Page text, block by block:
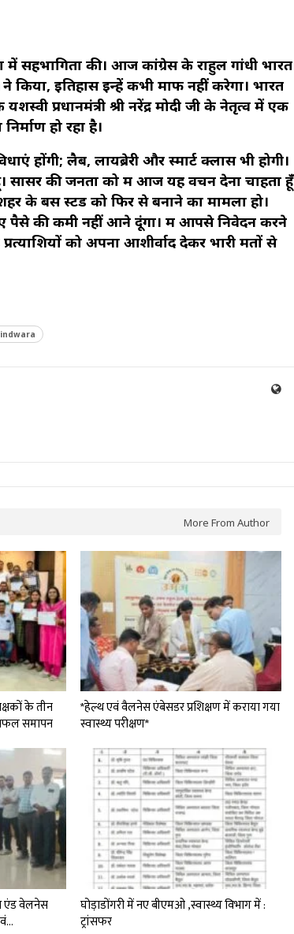
में सहभागिता की। आज कांग्रेस के राहुल गांधी भारत
किया, इतिहास इन्हें कभी माफ नहीं करेगा। भारत
प्रधानमंत्री श्री नरेंद्र मोदी जी के नेतृत्व में एक
हो रहा है।
होंगी; लैब, लायब्रेरी और स्मार्ट क्लास भी होगी।
सौंसर की जनता को मैं आज यह वचन देना चाहता हूँ
के बस स्टैंड को फिर से बनाने का मामला हो।
की कमी नहीं आने दूंगा। मैं आपसे निवेदन करने
को अपना आशीर्वाद देकर भारी मतों से
More From Author
के तीन
समापन
*हेल्थ एवं वैलनेस एंबेसडर प्रशिक्षण में कराया गया
स्वास्थ्य परीक्षण*
एंड वेलनेस
घोड़ाडोंगरी में नए बीएमओ ,स्वास्थ्य विभाग में :
ट्रांसफर